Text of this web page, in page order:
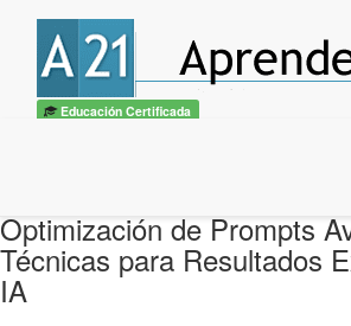
Educación Certificada
Optimización de Prompts
Técnicas para Resultados
IA